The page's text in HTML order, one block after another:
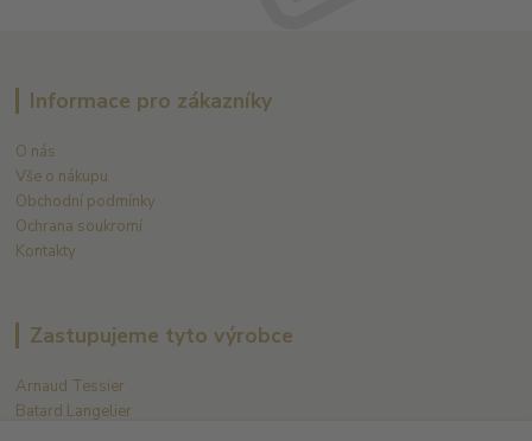
Informace pro zákazníky
O nás
Vše o nákupu
Obchodní podmínky
Ochrana soukromí
Kontakty
Zastupujeme tyto výrobce
Arnaud Tessier
Batard Langelier